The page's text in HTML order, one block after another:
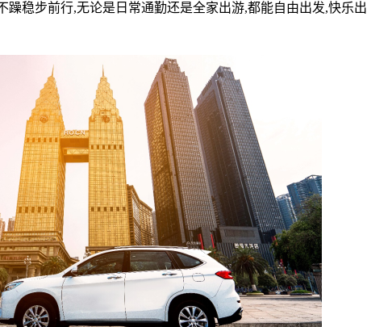
躁稳步前行,无论是日常通勤还是全家出游,都能自由出发,快乐出